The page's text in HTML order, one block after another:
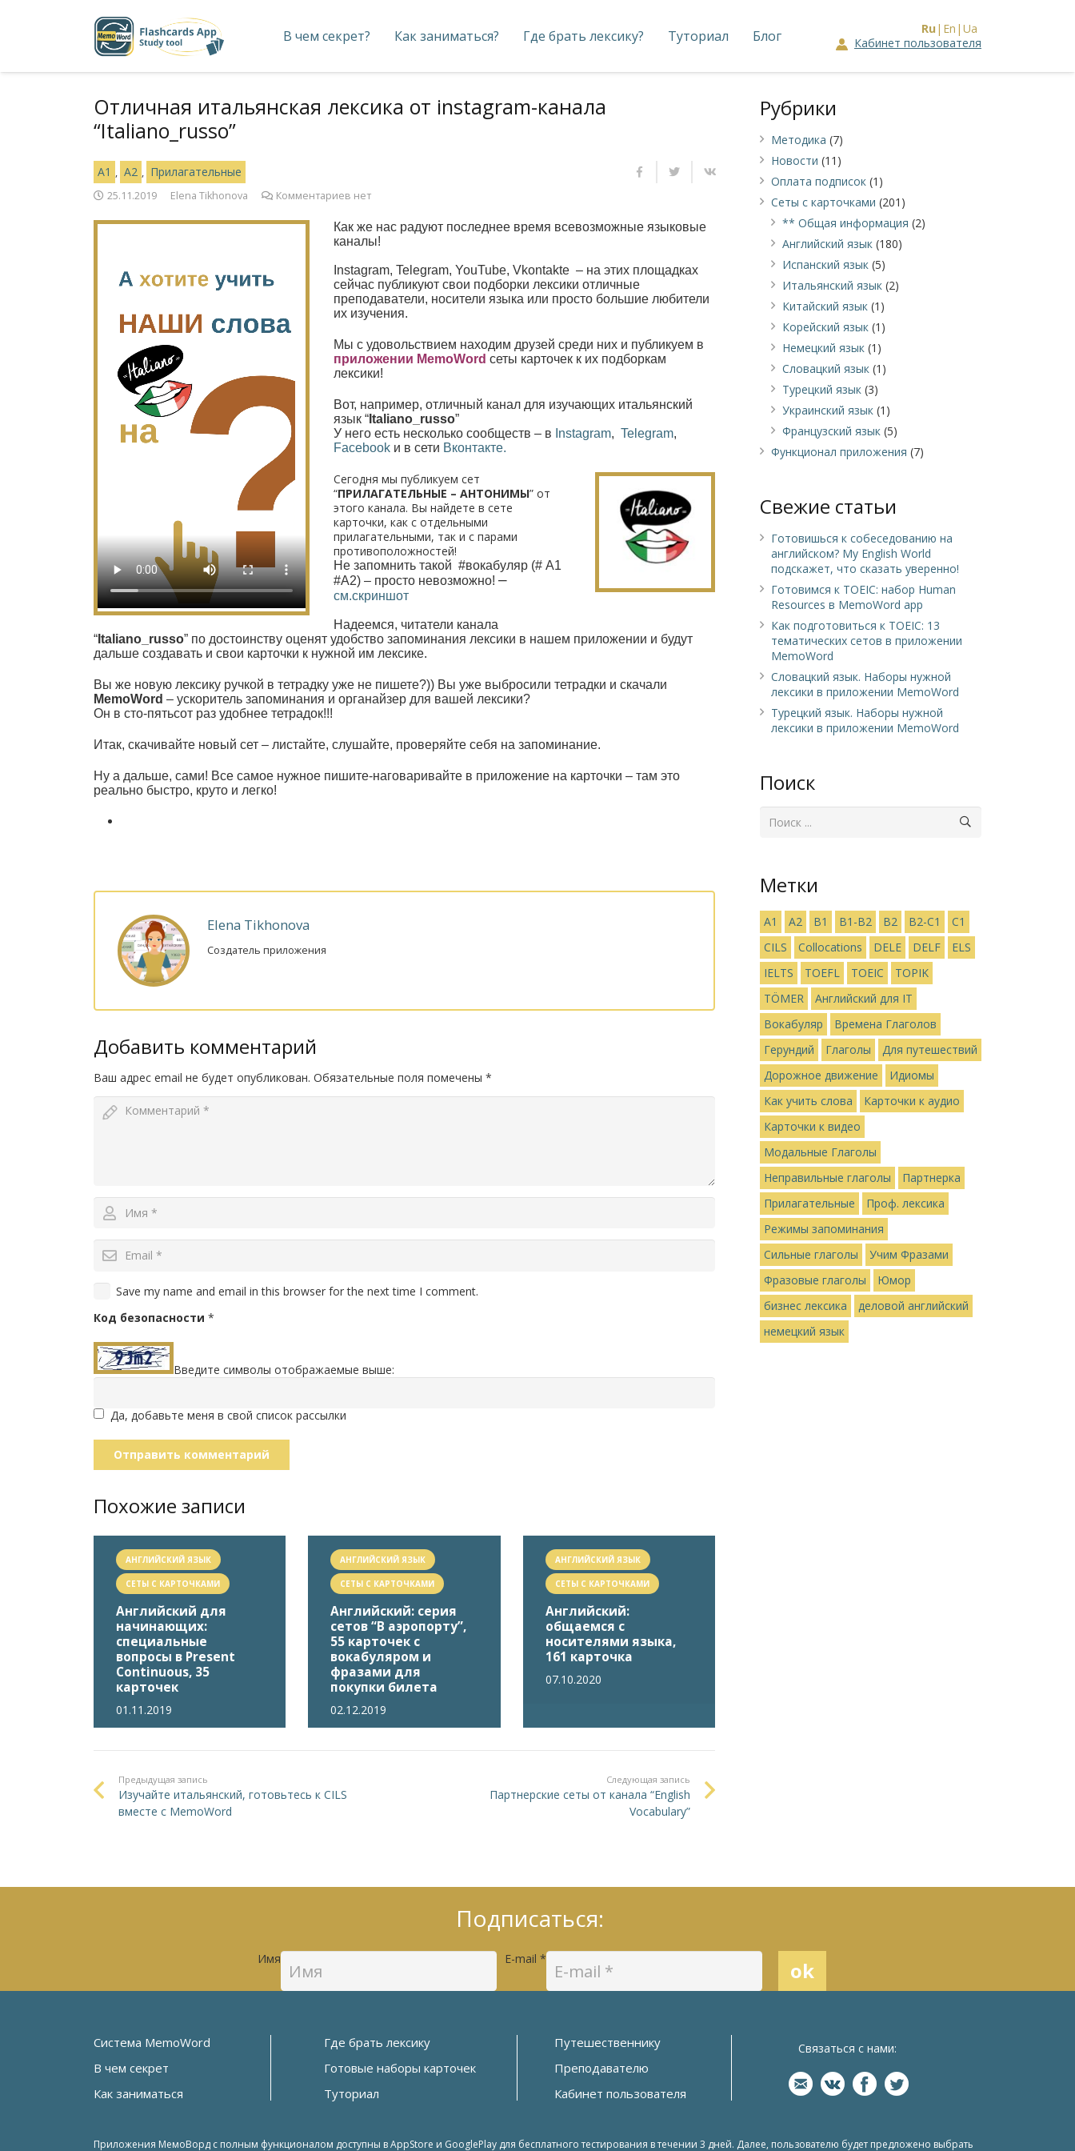
В чем секрет? Как заниматься? Где брать лексику? Туториал Блог Ru En Ua
Кабинет пользователя
Отличная итальянская лексика от instagram-канала
“Italiano_russo”
A1 , A2 , Прилагательные
25.11.2019 Elena Tikhonova Комментариев нет
Как же нас радуют последнее время всевозможные языковые
каналы!
Instagram, Telegram, YouTube, Vkontakte – на этих площадках
сейчас публикуют свои подборки лексики отличные
преподаватели, носители языка или просто большие любители
их изучения.
Мы с удовольствием находим друзей среди них и публикуем в
приложении MemoWord сеты карточек к их подборкам
лексики!
Вот, например, отличный канал для изучающих итальянский
язык “ Italiano_russo”
У него есть несколько сообществ – в Instagram, Telegram,
Facebook и в сети Вконтакте.
Сегодня мы публикуем сет
“ПРИЛАГАТЕЛЬНЫЕ – АНТОНИМЫ” от
этого канала. Вы найдете в сете
карточки, как с отдельными
прилагательными, так и с парами
противоположностей!
Не запомнить такой #вокабуляр (# A1
#A2) – просто невозможно! –
см.скриншот
Надеемся, читатели канала
“ Italiano_russo” по достоинству оценят удобство запоминания лексики в нашем приложении и будут
дальше создавать и свои карточки к нужной им лексике.
Вы же новую лексику ручкой в тетрадку уже не пишете?)) Вы уже выбросили тетрадки и скачали
MemoWord – ускоритель запоминания и органайзер для вашей лексики?
Он в сто-пятьсот раз удобнее тетрадок!!!
Итак, скачивайте новый сет – листайте, слушайте, проверяйте себя на запоминание.
Ну а дальше, сами! Все самое нужное пишите-наговаривайте в приложение на карточки – там это
реально быстро, круто и легко!
Elena Tikhonova
Создатель приложения
Добавить комментарий
Ваш адрес email не будет опубликован. Обязательные поля помечены *
Save my name and email in this browser for the next time I comment.
Код безопасности *
Введите символы отображаемые выше:
Да, добавьте меня в свой список рассылки
Отправить комментарий
Похожие записи
АНГЛИЙСКИЙ ЯЗЫК
СЕТЫ С КАРТОЧКАМИ
Английский для
начинающих:
специальные
вопросы в Present
Сontinuous, 35
карточек
01.11.2019
АНГЛИЙСКИЙ ЯЗЫК
СЕТЫ С КАРТОЧКАМИ
Английский: серия
сетов “В аэропорту”,
55 карточек с
вокабуляром и
фразами для
покупки билета
02.12.2019
АНГЛИЙСКИЙ ЯЗЫК
СЕТЫ С КАРТОЧКАМИ
Английский:
общаемся с
носителями языка,
161 карточка
07.10.2020
Предыдущая запись
Изучайте итальянский, готовьтесь к CILS
вместе с MemoWord
Следующая запись
Партнерские сеты от канала “English
Vocabulary”
Рубрики
Методика (7)
Новости (11)
Оплата подписок(1)
Сеты с карточками (201)
** Общая информация (2)
Английский язык(180)
Испанский язык(5)
Итальянский язык(2)
Китайский язык(1)
Корейский язык(1)
Немецкий язык(1)
Словацкий язык(1)
Турецкий язык(3)
Украинский язык(1)
Французский язык(5)
Функционал приложения (7)
Свежие статьи
Готовишься к собеседованию на
английском? My English World
подскажет, что сказать уверенно!
Готовимся к TOEIC: набор Human
Resources в MemoWord app
Как подготовиться к TOEIC: 13
тематических сетов в приложении
MemoWord
Словацкий язык. Наборы нужной
лексики в приложении MemoWord
Турецкий язык. Наборы нужной
лексики в приложении MemoWord
Поиск
Метки
A1 A2 B1 B1-B2 B2 B2-C1
C1
CILS
Collocations DELE DELF
ELS
IELTS
TOEFL TOEIC
TOPIK
TÖMER
Английский для IT
Вокабуляр
Времена Глаголов
Герундий
Глаголы
Для путешествий
Дорожное движение
Идиомы
Как учить слова
Карточки к аудио
Карточки к видео
Модальные Глаголы
Неправильные глаголы
Партнерка
Прилагательные
Проф. лексика
Режимы запоминания
Сильные глаголы
Учим Фразами
Фразовые глаголы
Юмор
бизнес лексика
деловой английский
немецкий язык
Подписаться:
Имя E-mail *
Система MemoWord
В чем секрет
Как заниматься
Где брать лексику
Готовые наборы карточек
Туториал
Путешественнику
Преподавателю
Кабинет пользователя
Связаться с нами:
Приложения МемоВорд с полным функционалом доступны в AppStore и GooglePlay для бесплатного тестирования в течении 3 дней. Далее, пользователю будет предложено выбрать